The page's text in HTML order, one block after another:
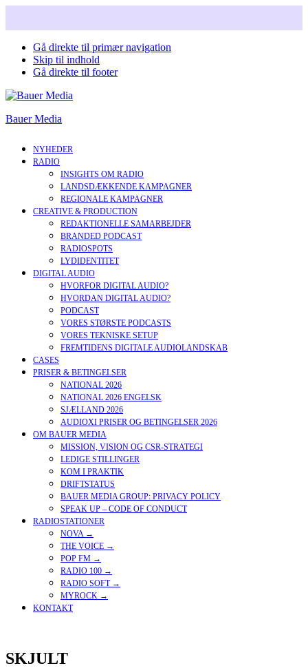
Gå direkte til primær navigation
Skip til indhold
Gå direkte til footer
Bauer Media
NYHEDER
RADIO
INSIGHTS OM RADIO
LANDSDÆKKENDE KAMPAGNER
REGIONALE KAMPAGNER
CREATIVE & PRODUCTION
REDAKTIONELLE SAMARBEJDER
BRANDED PODCAST
RADIOSPOTS
LYDIDENTITET
DIGITAL AUDIO
HVORFOR DIGITAL AUDIO?
HVORDAN DIGITAL AUDIO?
PODCAST
VORES STØRSTE PODCASTS
VORES TEKNISKE SETUP
FREMTIDENS DIGITALE AUDIOLANDSKAB
CASES
PRISER & BETINGELSER
NATIONAL 2026
NATIONAL 2026 ENGELSK
SJÆLLAND 2026
AUDIOXI PRISER OG BETINGELSER 2026
OM BAUER MEDIA
MISSION, VISION OG CSR-STRATEGI
LEDIGE STILLINGER
KOM I PRAKTIK
DRIFTSTATUS
BAUER MEDIA GROUP: PRIVACY POLICY
SPEAK UP – CODE OF CONDUCT
RADIOSTATIONER
NOVA →
THE VOICE →
POP FM →
RADIO 100 →
RADIO SOFT →
MYROCK →
KONTAKT
SKJULT